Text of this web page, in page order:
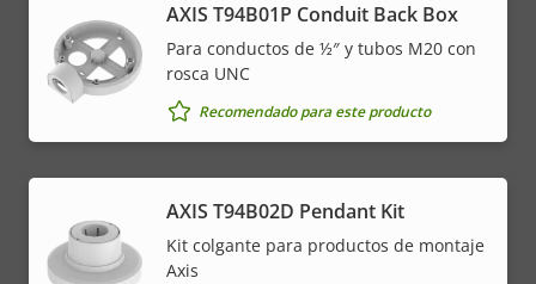
AXIS T94B01P Conduit Back Box
Para conductos de ½″ y tubos M20 con
rosca UNC
Recomendado para este producto
AXIS T94B02D Pendant Kit
Kit colgante para productos de montaje
Axis